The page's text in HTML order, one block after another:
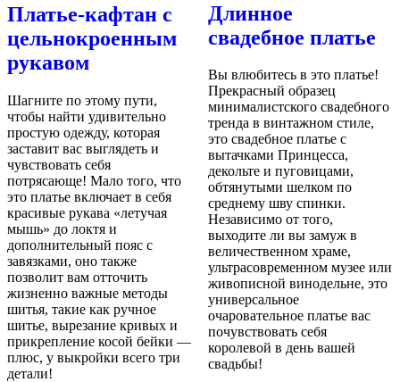
Платье-кафтан с
цельнокроенным
рукавом
Шагните по этому пути,
чтобы найти удивительно
простую одежду, которая
заставит вас выглядеть и
чувствовать себя
потрясающе! Мало того, что
это платье включает в себя
красивые рукава «летучая
мышь» до локтя и
дополнительный пояс с
завязками, оно также
позволит вам отточить
жизненно важные методы
шитья, такие как ручное
шитье, вырезание кривых и
прикрепление косой бейки —
плюс, у выкройки всего три
детали!
Длинное
свадебное платье
Вы влюбитесь в это платье!
Прекрасный образец
минималистского свадебного
тренда в винтажном стиле,
это свадебное платье с
вытачками Принцесса,
декольте и пуговицами,
обтянутыми шелком по
среднему шву спинки.
Независимо от того,
выходите ли вы замуж в
величественном храме,
ультрасовременном музее или
живописной винодельне, это
универсальное
очаровательное платье вас
почувствовать себя
королевой в день вашей
свадьбы!